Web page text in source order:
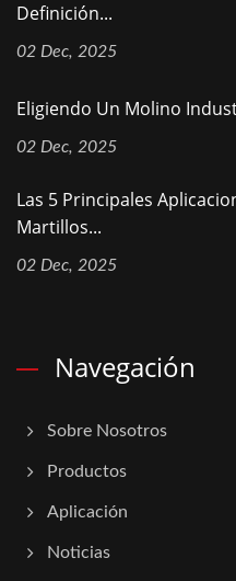
Definición...
02 Dec, 2025
Eligiendo Un Molino
02 Dec, 2025
Las 5 Principales
Martillos...
02 Dec, 2025
Navegación
Sobre Nosotros
Productos
Aplicación
Noticias